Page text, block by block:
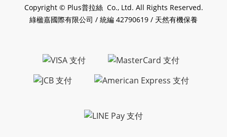
Copyright © Plus普拉絲 Co., Ltd. All Rights Reserved.
綠楹嘉國際有限公司 / 統編 42790619 / 天然有機保養